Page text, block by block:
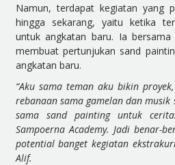
Namun, terdapat kegiatan yang
hingga sekarang, yaitu ketika
untuk angkatan baru. Ia
membuat pertunjukan sand
angkatan baru.
“Aku sama teman aku bikin
rebanaan sama gamelan dan
sama sand painting untuk
Sampoerna Academy. Jadi benar-
potential banget kegiatan
Alif.